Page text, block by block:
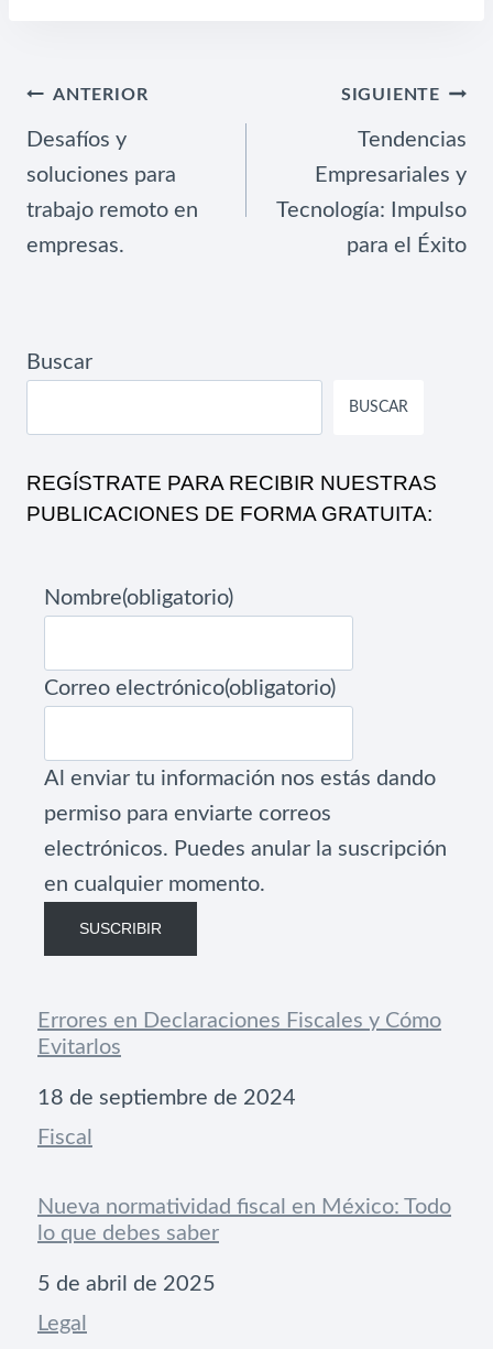
NAVEGACIÓN
ENTRADAS
ANTERIOR
Desafíos y
soluciones para
trabajo remoto en
empresas.
SIGUIENTE
Tendencias
Empresariales y
Tecnología: Impulso
para el Éxito
Buscar
BUSCAR
REGÍSTRATE PARA RECIBIR NUESTRAS
PUBLICACIONES DE FORMA GRATUITA:
Nombre(obligatorio)
Correo electrónico(obligatorio)
Al enviar tu información nos estás dando
permiso para enviarte correos
electrónicos. Puedes anular la suscripción
en cualquier momento.
SUSCRIBIR
Errores en Declaraciones Fiscales y Cómo
Evitarlos
Fecha
18 de septiembre de 2024
Respecto a
Fiscal
Nueva normatividad fiscal en México: Todo
lo que debes saber
Fecha
5 de abril de 2025
Respecto a
Legal